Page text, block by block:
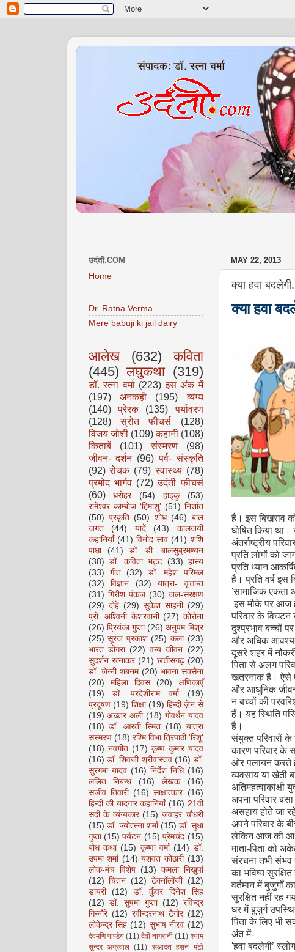
MAY 22, 2013
क्या हवा
क्या हवा
हैं। इस बिखराव
घोषित किया
अंतर्राष्ट्रीय
प्रति लोगों को
प्रति ध्यान
है। प्रति वर्ष इस
'सामाजिक एकता
इस मौके पर आज
परिवार के विघटन
दुश्प्रभाव बच्चों
और अधिक
दूसरे शहर में
पिता से अलग
खतरनाक है। ऐसे
और आधुनिक जीवन
न बच्चों की
हैं। यह स्थिति
है।
संयुक्त परिवारों
कारण परिवार के
ओर पलायन करते
व्यवसाय या खेती
अपना परिवार
असहाय होते जा
अपने परिवार के
लेकिन आज की
माता-पिता को
संरचना तभी संभव
का भविष्य
वर्तमान में बुजुर्गों
सुरक्षित नहीं रह
घर में बुजुर्ग
पिता के लिए भी
अंत में-
'हवा बदलेगी’
उदंती.COM
Home
Dr. Ratna Verma
Mere babuji ki jail dairy
आलेख (632)
कविता
(445) लघुकथा (319)
डॉ. रत्ना वर्मा (223) इस अंक में
(197)
अनकही (195)
व्यंग्य
(140)
प्रेरक (135)
पर्यावरण
(128)
स्रोत फीचर्स
(128)
विजय जोशी (109) कहानी (108)
किताबें
(101) संस्मरण
(98)
जीवन- दर्शन (96) पर्व- संस्कृति
(92) रोचक (79) स्वास्थ्य (78)
प्रमोद भार्गव (72) उदंती फीचर्स
(60)
धरोहर (54) हाइकु
(53)
रामेश्वर काम्बोज ‘हिमांशु’ (51) निशांत
(50) प्रकृति (50) शोध (46) बाल
जगत
(44) यादें (43)
कालजयी
कहानियाँ (41) विनोद साव (41) शशि
पाधा
(41)
डॉ. डी. बालसुब्रमण्यन
(38) डॉ. कविता भट्ट (33) हास्य
(33)
गीत (32)
डॉ. महेश परिमल
(32)
विज्ञान (32)
यात्रा- वृत्तान्त
(31) गिरीश पंकज (30) जल-संरक्षण
(29) दोहे (29) सुकेश साहनी (29)
प्रो. अश्विनी केशरवानी (27) कोरोना
(26) प्रियंका गुप्ता (26) अनुपम मिश्र
(25) सूरज प्रकाश (25) कला (23)
भारत डोगरा (22) वन्य जीवन (22)
सुदर्शन रत्नाकर (21) छत्तीसगढ़ (20)
डॉ. जेन्नी शबनम (20) भावना सक्सैना
(20)
महिला दिवस (20)
क्षणिकाएँ
(19)
डॉ. परदेशीराम वर्मा
(19)
प्रदूषण (19) शिक्षा (19) हिन्दी ज़ेन से
(19) अख़्तर अली (18) गोवर्धन यादव
(18) डॉ. आरती स्मित (18) यात्रा
संस्मरण (18) रश्मि विभा त्रिपाठी 'रिशू'
(18) नवगीत (17) कृष्ण कुमार यादव
(16) डॉ. शिवजी श्रीवास्तव (16) डॉ.
सुरंगमा यादव (16) निर्देश निधि (16)
ललित निबन्ध
(16) लेखक
(16)
संजीव तिवारी (16) साक्षात्कार (16)
हिन्दी की यादगार कहानियाँ (16) 21वीं
सदी के व्यंग्यकार (15) जवाहर चौधरी
(15) डॉ. ज्योत्स्ना शर्मा (15) डॉ. सुधा
गुप्ता (15) पर्यटन (15) प्रेमचंद (15)
बोध कथा (15) कृष्णा वर्मा (14) डॉ.
उपमा शर्मा (14) यशवंत कोठारी (13)
लोक-मंच विशेष
(13) कमला निखुर्पा
(12) चिंतन (12) टेक्नॉलॉजी
(12)
डायरी
(12)
डॉ. कुँवर दिनेश सिंह
(12) डॉ. सुषमा गुप्ता (12) रविन्द्र
गिन्नौरे (12) रवीन्द्रनाथ टैगोर (12)
लोकेन्द्र सिंह (12) सुभाष नीरव (12)
देवमणि पाण्डेय (11) देवी नागरानी (11) श्याम
सुन्दर अग्रवाल (11) सआदत हसन मंटो